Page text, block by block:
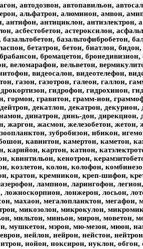
автодозвон, автопавильон,
альфатрон, алюминон, амвон,
антифон, антициклон, антиэлектрон,
асбестобетон, астероксилон,
базальтофибробетон,
бетатрон, бетон, биатлон,
бромацетон,
веломарафон, вельветон,
видеосалон, видеотелефон,
газон, газотрон, галеон, галлон,
гидрофон, гидрохинон,
гормон, гравитон, грамм-ион,
декатлон, декатрон,
динатрон, динь-дон,
жаргон, жасмон, железобетон,
зоопланктон, зубробизон, ибикон,
кавинтон, камертон, каметон,
карийон, картон, катион,
квинтильон, кенотрон,
козлетон, колон, колофон,
кратон, кремникон, креп-шифон,
лампион, ларингофон,
лонжерон, лосьон,
махаон, мегалопланктон, мегафон,
микозолон, микрокулон,
мильтон, миньон, мирон, моветон,
мушкетон, мэрон, мю-мезон, мюон,
нейлон, нейрон, нейстон,
нойон, ноксирон, нуклон,